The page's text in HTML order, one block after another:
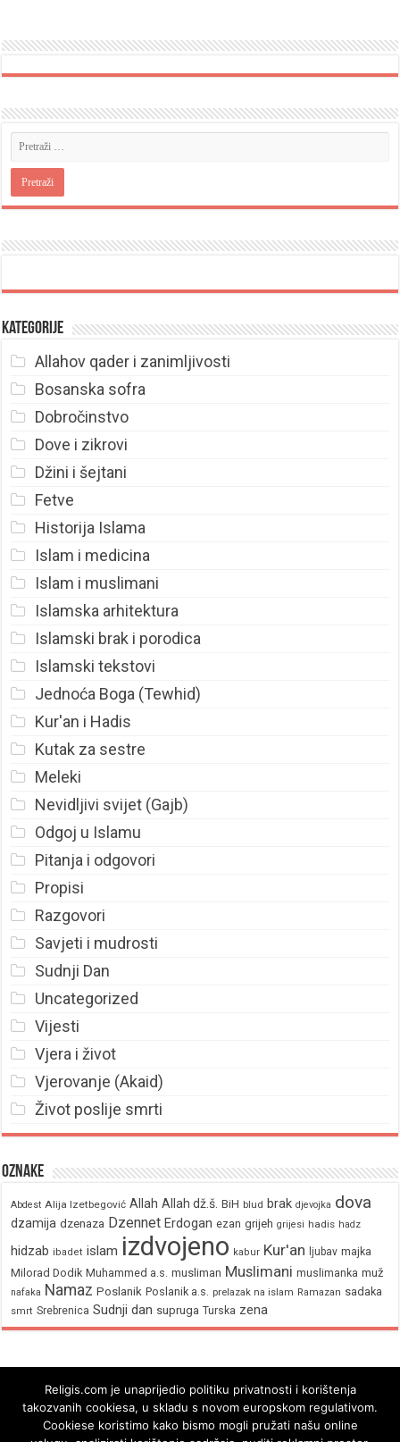
Kategorije
Allahov qader i zanimljivosti
Bosanska sofra
Dobročinstvo
Dove i zikrovi
Džini i šejtani
Fetve
Historija Islama
Islam i medicina
Islam i muslimani
Islamska arhitektura
Islamski brak i porodica
Islamski tekstovi
Jednoća Boga (Tewhid)
Kur'an i Hadis
Kutak za sestre
Meleki
Nevidljivi svijet (Gajb)
Odgoj u Islamu
Pitanja i odgovori
Propisi
Razgovori
Savjeti i mudrosti
Sudnji Dan
Uncategorized
Vijesti
Vjera i život
Vjerovanje (Akaid)
Život poslije smrti
Oznake
Abdest Alija Izetbegović Allah Allah dž.š. BiH blud brak djevojka dova
dzamija dzenaza Dzennet Erdogan ezan grijeh grijesi hadis hadz
hidzab ibadet islam izdvojeno kabur Kur'an ljubav majka
Milorad Dodik Muhammed a.s. musliman Muslimani muslimanka muž
nafaka Namaz Poslanik Poslanik a.s. prelazak na islam Ramazan sadaka
smrt Srebrenica Sudnji dan supruga Turska zena
Religis.com je unaprijedio politiku privatnosti i korištenja
takozvanih cookiesa, u skladu s novom europskom regulativom.
Cookiese koristimo kako bismo mogli pružati našu online